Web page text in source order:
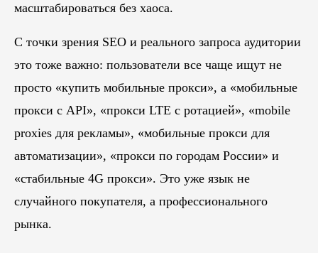
масштабироваться без хаоса.
С точки зрения SEO и реального запроса аудитории
это тоже важно: пользователи все чаще ищут не
просто «купить мобильные прокси», а «мобильные
прокси с API», «прокси LTE с ротацией», «mobile
proxies для рекламы», «мобильные прокси для
автоматизации», «прокси по городам России» и
«стабильные 4G прокси». Это уже язык не
случайного покупателя, а профессионального
рынка.